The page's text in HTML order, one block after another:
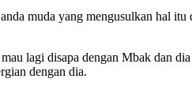
muda yang mengusulkan hal
lagi disapa dengan Mbak dan
dengan dia.